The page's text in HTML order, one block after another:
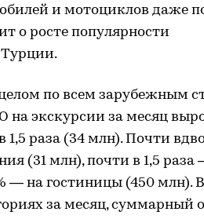
и мотоциклов даже
о росте популярности
Турции.
по всем зарубежным
экскурсии за месяц
1,5 раза (34 млн). Почти
(31 млн), почти в 1,5 раза
— на гостиницы (450 млн).
за месяц, суммарный